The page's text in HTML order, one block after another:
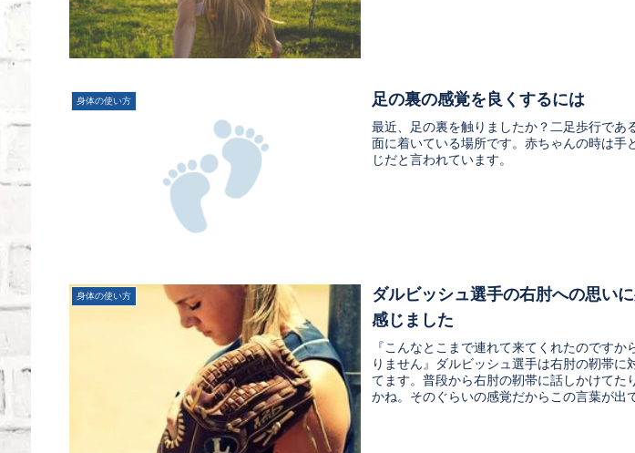
身体の使い方 足の裏の感覚を良くするには
最近、足の裏を触りましたか？二足歩行であ
面に着いている場所です。赤ちゃんの時は手
じだと言われています。
身体の使い方
ダルビッシュ選手の右肘への思い
感じました
『こんなとこまで連れて来てくれたのですか
りません』ダルビッシュ選手は右肘の靭帯に
てます。普段から右肘の靭帯に話しかけてた
かね。そのぐらいの感覚だからこの言葉が出